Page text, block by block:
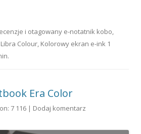
i otagowany e-notatnik kobo,
Colour, Kolorowy ekran e-ink 1
.
Era Color
7 116 | Dodaj komentarz